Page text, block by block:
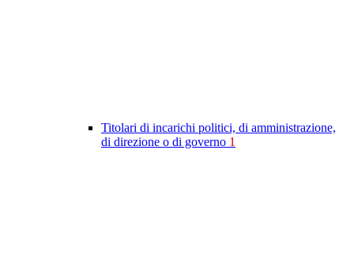
Titolari di incarichi politici, di amministrazione,
di direzione o di governo 1